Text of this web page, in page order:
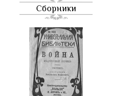
Сборники